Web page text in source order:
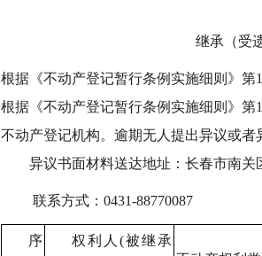
继承（受遗赠）2026不
根据《不动产登记暂行条例实施细则》
根据《不动产登记暂行条例实施细则》
不动产登记机构。逾期无人提出异议或
异议书面材料送达地址：长春市南
联系方式：0431-88770087
序
权利人(被继承